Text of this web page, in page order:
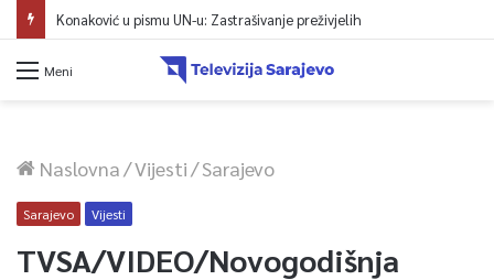
Meni
Naslovna/Vijesti/Sarajevo
Sarajevo Vijesti
TVSA/VIDEO/Novogodišnja